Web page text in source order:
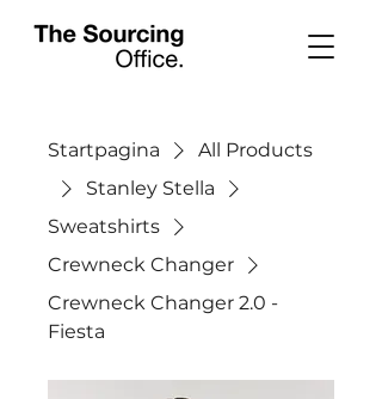
Startpagina
All Products
Stanley Stella
Sweatshirts
Crewneck Changer
Crewneck Changer 2.0 -
Fiesta